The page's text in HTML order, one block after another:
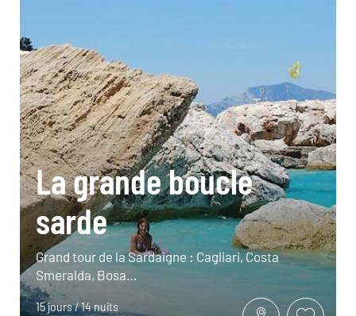
La grande boucle
sarde
Grand tour de la Sardaigne : Cagliari, Costa
Smeralda, Bosa…
15 jours / 14 nuits